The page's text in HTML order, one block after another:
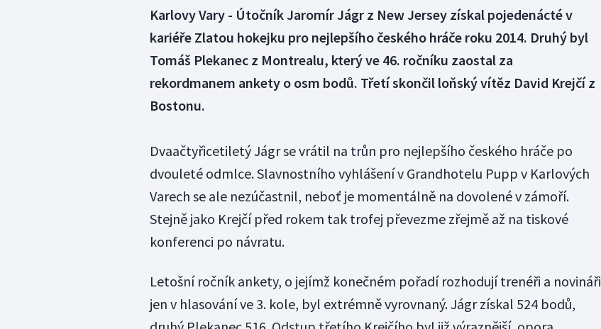
Karlovy Vary - Útočník Jaromír Jágr z New Jersey získal pojedenácté v
kariéře Zlatou hokejku pro nejlepšího českého hráče roku 2014. Druhý byl
Tomáš Plekanec z Montrealu, který ve 46. ročníku zaostal za
rekordmanem ankety o osm bodů. Třetí skončil loňský vítěz David Krejčí z
Bostonu.
Dvaačtyřicetiletý Jágr se vrátil na trůn pro nejlepšího českého hráče po
dvouleté odmlce. Slavnostního vyhlášení v Grandhotelu Pupp v Karlových
Varech se ale nezúčastnil, neboť je momentálně na dovolené v zámoří.
Stejně jako Krejčí před rokem tak trofej převezme zřejmě až na tiskové
konferenci po návratu.
Letošní ročník ankety, o jejímž konečném pořadí rozhodují trenéři a novináři
jen v hlasování ve 3. kole, byl extrémně vyrovnaný. Jágr získal 524 bodů,